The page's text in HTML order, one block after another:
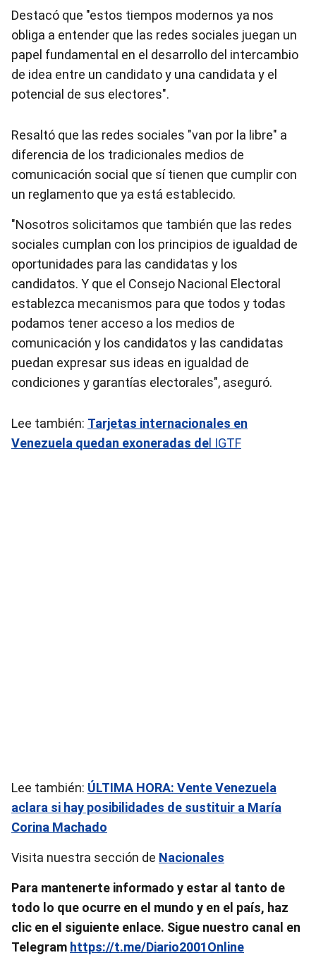
Destacó que "estos tiempos modernos ya nos
obliga a entender que las redes sociales juegan un
papel fundamental en el desarrollo del intercambio
de idea entre un candidato y una candidata y el
potencial de sus electores".
Resaltó que las redes sociales "van por la libre" a
diferencia de los tradicionales medios de
comunicación social que sí tienen que cumplir con
un reglamento que ya está establecido.
"Nosotros solicitamos que también que las redes
sociales cumplan con los principios de igualdad de
oportunidades para las candidatas y los
candidatos. Y que el Consejo Nacional Electoral
establezca mecanismos para que todos y todas
podamos tener acceso a los medios de
comunicación y los candidatos y las candidatas
puedan expresar sus ideas en igualdad de
condiciones y garantías electorales", aseguró.
Lee también: Tarjetas internacionales en
Venezuela quedan exoneradas de l IGTF
Lee también: ÚLTIMA HORA: Vente Venezuela
aclara si hay posibilidades de sustituir a María
Corina Machado
Visita nuestra sección de Nacionales
Para mantenerte informado y estar al tanto de
todo lo que ocurre en el mundo y en el país, haz
clic en el siguiente enlace. Sigue nuestro canal en
Telegram https://t.me/Diario2001Online